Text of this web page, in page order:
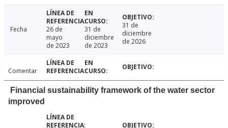
Fecha
26 de
mayo
de 2023
31 de
diciembre
de 2023
31 de
diciembre
de 2026
Comentar
Financial sustainability framework of the water sector
improved